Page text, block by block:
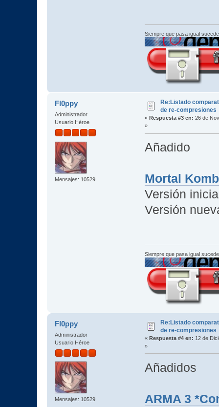
Siempre que pasa igual
Fl0ppy
Administrador
Usuario Héroe
Mensajes: 10529
Re:Listado
de re-compresiones
« Respuesta #3 en: 26 de
»
Añadido
Mortal
Versión
Versión
Siempre que pasa igual
Fl0ppy
Administrador
Usuario Héroe
Mensajes: 10529
Re:Listado
de re-compresiones
« Respuesta #4 en: 12 de
»
Añadidos
ARMA 3